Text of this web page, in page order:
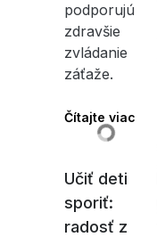
podporujú
zdravšie
zvládanie
záťaže.
Čítajte viac
Učiť deti
sporiť:
radosť z